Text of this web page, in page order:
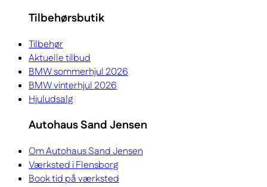
Tilbehørsbutik
Tilbehør
Aktuelle tilbud
BMW sommerhjul 2026
BMW vinterhjul 2026
Hjuludsalg
Autohaus Sand Jensen
Om Autohaus Sand Jensen
Værksted i Flensborg
Book tid på værksted